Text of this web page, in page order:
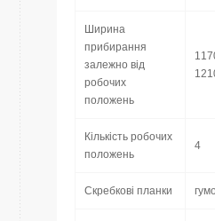
Ширина
прибирання
залежно від
робочих
положень
Кількість робочих
положень
4
Скребкові планки